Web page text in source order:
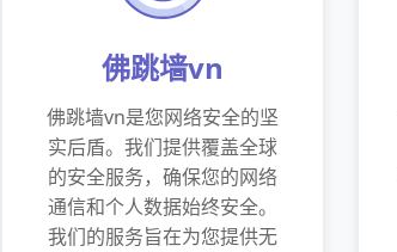
佛跳墙vn
佛跳墙vn是您网络安全的坚
实后盾。我们提供覆盖全球
的安全服务，确保您的网络
通信和个人数据始终安全。
我们的服务旨在为您提供无